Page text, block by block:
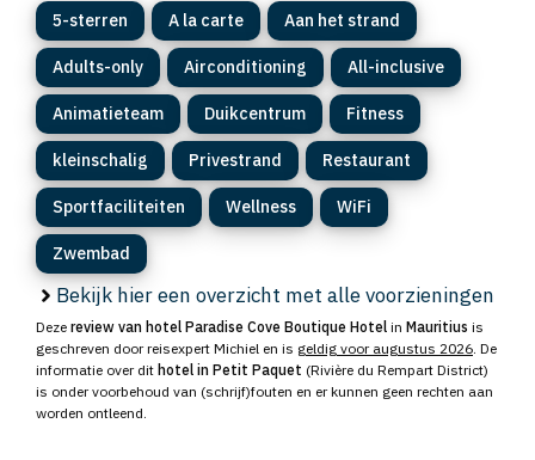
5-sterren A la carte Aan het strand
Adults-only Airconditioning All-inclusive
Animatieteam Duikcentrum Fitness
kleinschalig Privestrand Restaurant
Sportfaciliteiten Wellness WiFi
Zwembad
Bekijk hier een overzicht met alle voorzieningen
Deze review van hotel Paradise Cove Boutique Hotel in Mauritius is
geschreven door reisexpert Michiel en is geldig voor augustus 2026. De
informatie over dit hotel in Petit Paquet (Rivière du Rempart District)
is onder voorbehoud van (schrijf)fouten en er kunnen geen rechten aan
worden ontleend.